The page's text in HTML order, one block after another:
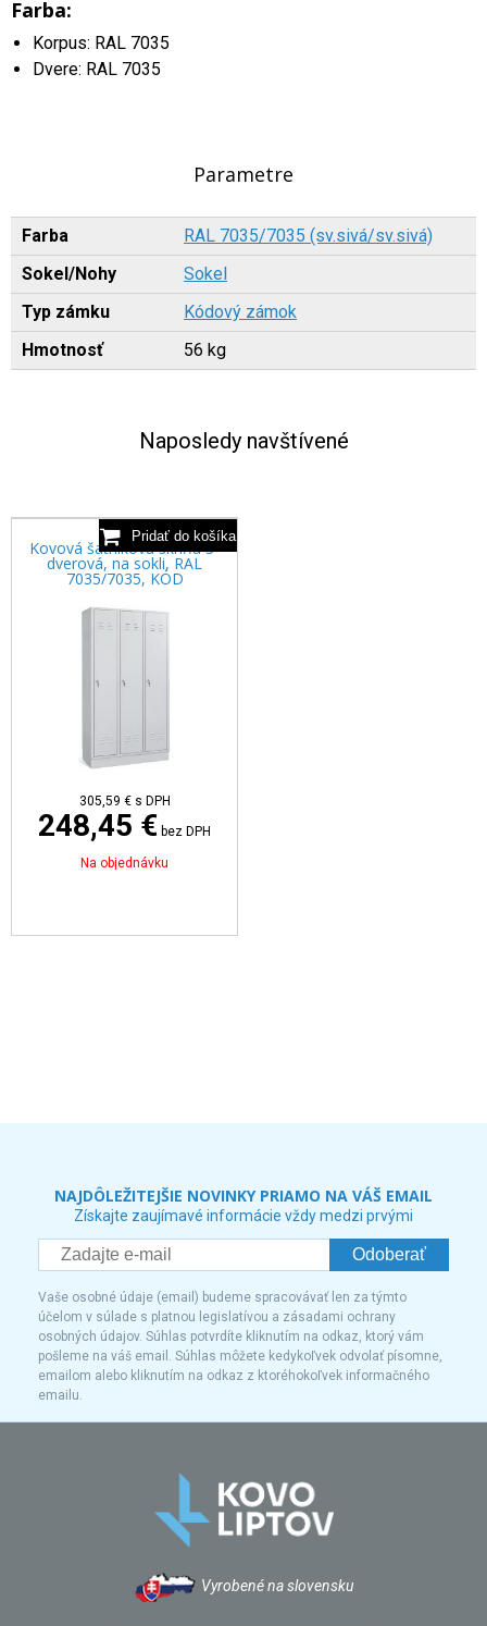
Farba:
Korpus: RAL 7035
Dvere: RAL 7035
Parametre
Farba
RAL 7035/7035 (sv.sivá/sv.sivá)
Sokel/Nohy
Sokel
Typ zámku
Kódový zámok
Hmotnosť
56 kg
Naposledy navštívené
Kovová šatníková skriňa 3-
dverová, na sokli, RAL
7035/7035, KÓD
305,59 € s DPH
248,45 € bez DPH
Na objednávku
NAJDÔLEŽITEJŠIE NOVINKY PRIAMO NA VÁŠ EMAIL
Získajte zaujímavé informácie vždy medzi prvými
Odoberať
Vaše osobné údaje (email) budeme spracovávať len za týmto
účelom v súlade s platnou legislatívou a zásadami ochrany
osobných údajov. Súhlas potvrdíte kliknutím na odkaz, ktorý vám
pošleme na váš email. Súhlas môžete kedykoľvek odvolať písomne,
emailom alebo kliknutím na odkaz z ktoréhokoľvek informačného
emailu.
Vyrobené na slovensku